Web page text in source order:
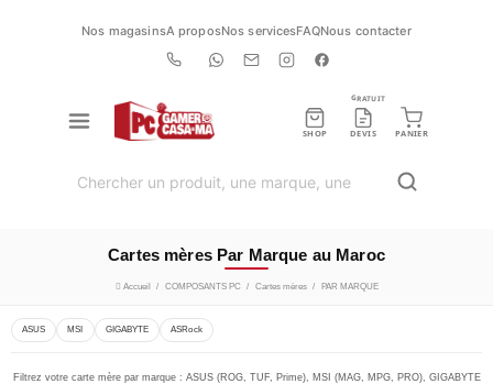
Nos magasinsA proposNos servicesFAQNous contacter
SHOP DEVIS
GRATUIT
PANIER
Cartes mères Par Marque au Maroc
Accueil COMPOSANTS PC Cartes mères PAR MARQUE
ASUS MSI GIGABYTE ASRock
Filtrez votre carte mère par marque : ASUS (ROG, TUF, Prime), MSI (MAG, MPG, PRO), GIGABYTE